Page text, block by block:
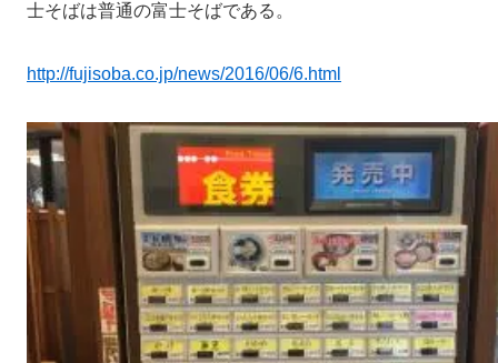
士そばは普通の富士そばである。
http://fujisoba.co.jp/news/2016/06/6.html